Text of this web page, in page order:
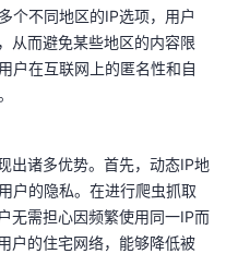
个不同地区的IP选项，用户
从而避免某些地区的内容限
户在互联网上的匿名性和自
出诸多优势。首先，动态IP地
户的隐私。在进行爬虫抓取
无需担心因频繁使用同一IP而
户的住宅网络，能够降低被